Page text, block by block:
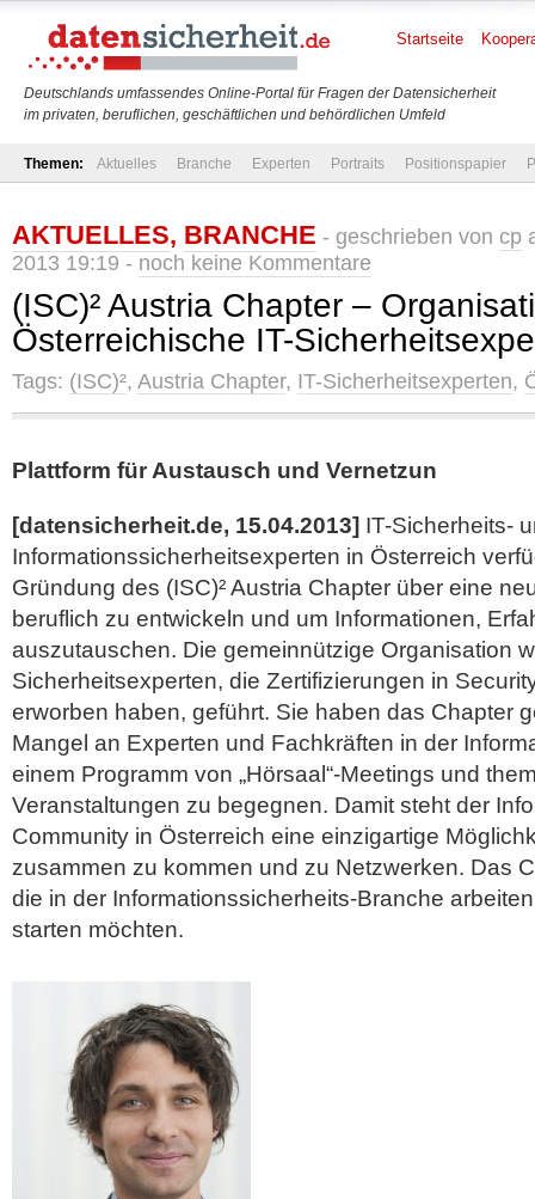
Deutschlands umfassendes Online-Portal für Fragen der Datensicherheit
im privaten, beruflichen, geschäftlichen und behördlichen Umfeld
Startseite
Themen: Aktuelles Branche Experten Portraits Positionspapier
AKTUELLES, BRANCHE - geschrieben von cp
2013 19:19 - noch keine Kommentare
(ISC)² Austria Chapter –
Österreichische IT-
Tags: (ISC)², Austria Chapter, IT-Sicherheitsexperten,
Plattform für Austausch und Vernetzun
[datensicherheit.de, 15.04.2013] IT-Sicherheits-
Informationssicherheitsexperten in Österreich
Gründung des (ISC)² Austria Chapter über eine
beruflich zu entwickeln und um Informationen,
auszutauschen. Die gemeinnützige Organisation
Sicherheitsexperten, die Zertifizierungen in
erworben haben, geführt. Sie haben das Chapter
Mangel an Experten und Fachkräften in der
einem Programm von „Hörsaal“-Meetings und
Veranstaltungen zu begegnen. Damit steht der
Community in Österreich eine einzigartige
zusammen zu kommen und zu Netzwerken. Das
die in der Informationssicherheits-Branche
starten möchten.